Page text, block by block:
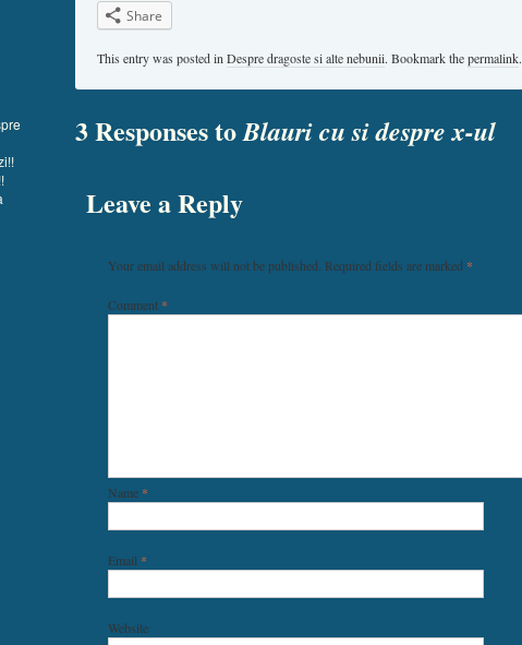
Share
This entry was posted in Despre dragoste si alte nebunii. Bookmark thepermalink.
3 Responses toBlauri cu si despre x-ul
Leave a Reply
Your email address will not be published. Required fields are marked *
Comment *
Name *
Email *
Website